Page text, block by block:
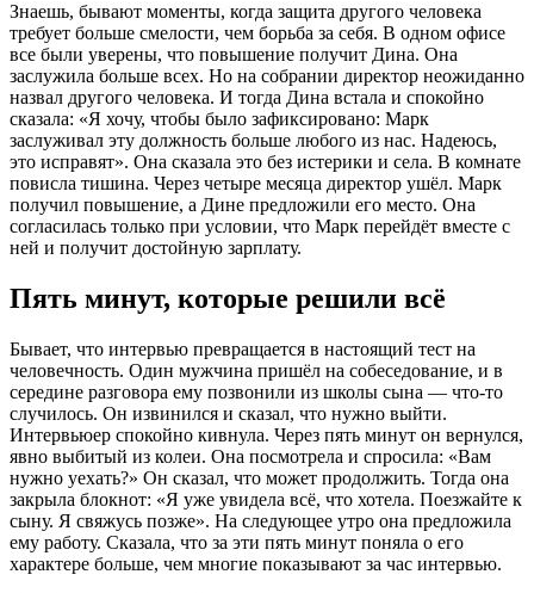
Знаешь, бывают моменты, когда защита другого человека
требует больше смелости, чем борьба за себя. В одном офисе
все были уверены, что повышение получит Дина. Она
заслужила больше всех. Но на собрании директор неожиданно
назвал другого человека. И тогда Дина встала и спокойно
сказала: «Я хочу, чтобы было зафиксировано: Марк
заслуживал эту должность больше любого из нас. Надеюсь,
это исправят». Она сказала это без истерики и села. В комнате
повисла тишина. Через четыре месяца директор ушёл. Марк
получил повышение, а Дине предложили его место. Она
согласилась только при условии, что Марк перейдёт вместе с
ней и получит достойную зарплату.
Пять минут, которые решили всё
Бывает, что интервью превращается в настоящий тест на
человечность. Один мужчина пришёл на собеседование, и в
середине разговора ему позвонили из школы сына — что-то
случилось. Он извинился и сказал, что нужно выйти.
Интервьюер спокойно кивнула. Через пять минут он вернулся,
явно выбитый из колеи. Она посмотрела и спросила: «Вам
нужно уехать?» Он сказал, что может продолжить. Тогда она
закрыла блокнот: «Я уже увидела всё, что хотела. Поезжайте к
сыну. Я свяжусь позже». На следующее утро она предложила
ему работу. Сказала, что за эти пять минут поняла о его
характере больше, чем многие показывают за час интервью.